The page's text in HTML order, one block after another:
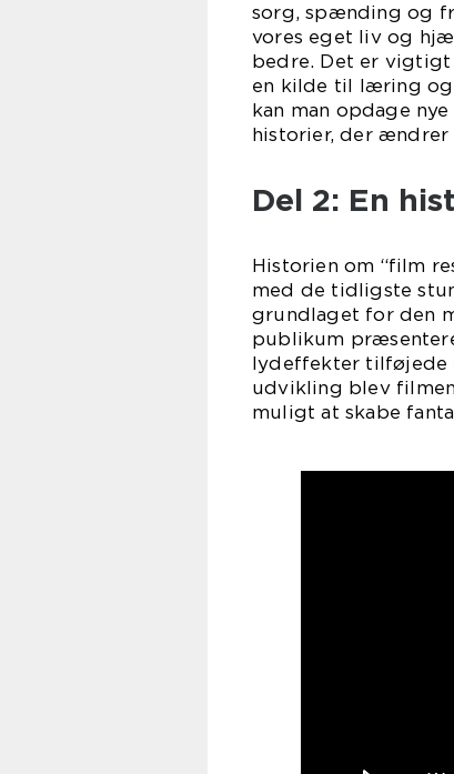
sorg, spænding og
vores eget liv og
bedre. Det er vigtigt
en kilde til læring og
kan man opdage
historier, der ændrer
Del 2: En
Historien om “film
med de tidligste
grundlaget for den
publikum
lydeffekter tilføjede
udvikling blev
muligt at skabe